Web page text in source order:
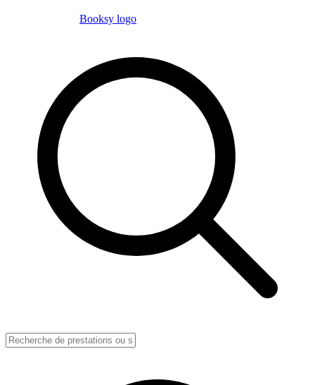
Booksy logo